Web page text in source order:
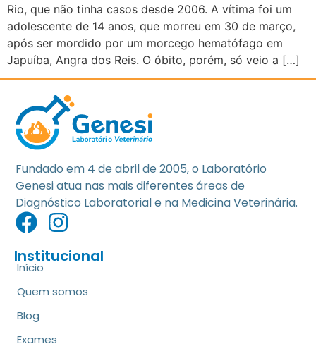
Rio, que não tinha casos desde 2006. A vítima foi um
adolescente de 14 anos, que morreu em 30 de março,
após ser mordido por um morcego hematófago em
Japuíba, Angra dos Reis. O óbito, porém, só veio a […]
Fundado em 4 de abril de 2005, o Laboratório
Genesi atua nas mais diferentes áreas de
Diagnóstico Laboratorial e na Medicina Veterinária.
Institucional
Início
Quem somos
Blog
Exames